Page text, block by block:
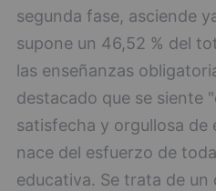
segunda fase, asciende
supone un 46,52 % del
las enseñanzas
destacado que se siente
satisfecha y orgullosa de
nace del esfuerzo de
educativa. Se trata de